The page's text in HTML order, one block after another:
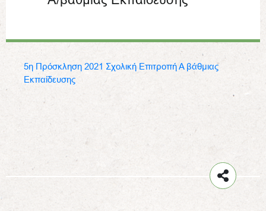
5η Πρόσκληση 2021 Σχολική Επιτροπή Α βάθμιας
Εκπαίδευσης